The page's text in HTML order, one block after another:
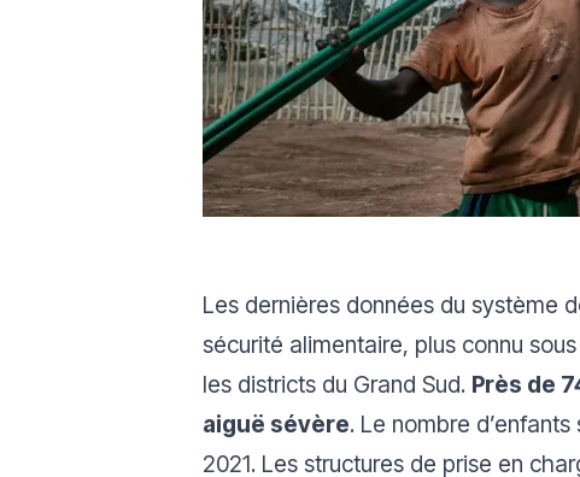
Les dernières données du système
sécurité alimentaire, plus connu
les districts du Grand Sud. Près de
aiguë sévère. Le nombre
2021. Les structures de prise en